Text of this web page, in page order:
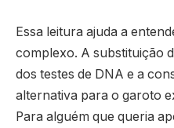
Essa leitura ajuda a
complexo. A substituição
dos testes de DNA e a
alternativa para o garoto
Para alguém que queria